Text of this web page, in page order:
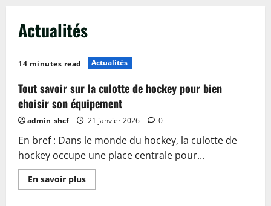
Actualités
14 minutes read Actualités
Tout savoir sur la culotte de hockey pour bien
choisir son équipement
admin_shcf 21 janvier 2026 0
En bref : Dans le monde du hockey, la culotte de
hockey occupe une place centrale pour...
En savoir plusEn
savoir